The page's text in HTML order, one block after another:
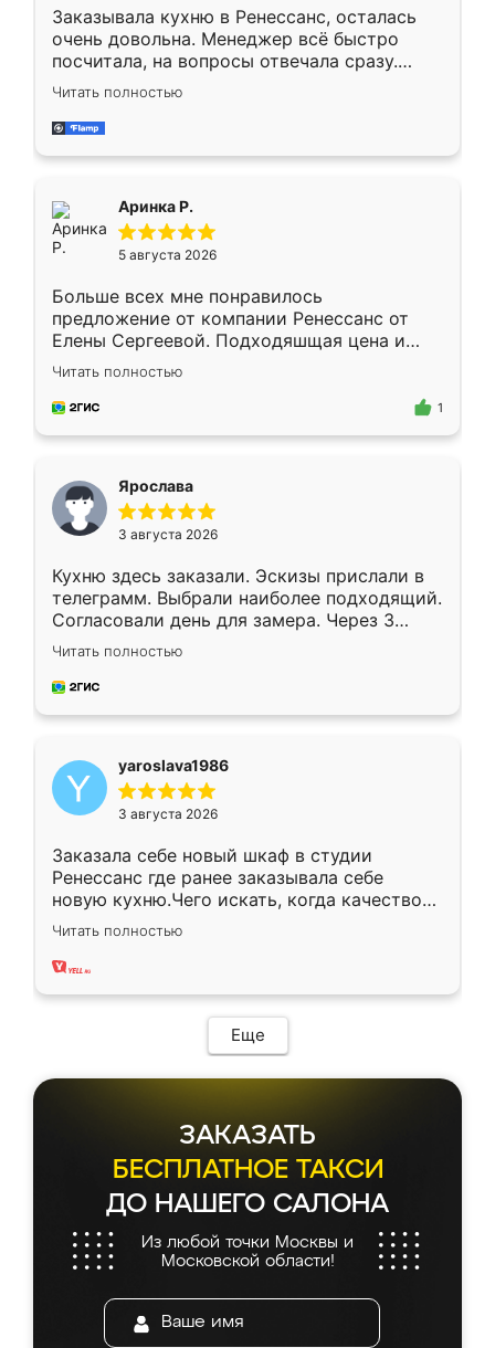
Заказывала кухню в Ренессанс, осталась
очень довольна. Менеджер всё быстро
посчитала, на вопросы отвечала сразу.
Замерщик приехал в субботу, подошёл к
делу со всей ответственностью. Собрали
за день, ребята работали аккуратно, даже
Читать полностью
Аринка Р.
5 августа 2026
Больше всех мне понравилось
предложение от компании Ренессанс от
Елены Сергеевой. Подходяшщая цена и
короткие сроки изготовления. Приехавший
для замера сотрудник Владислав
предложил по моему эскизу самый
Читать полностью
1
Ярослава
3 августа 2026
Кухню здесь заказали. Эскизы прислали в
телеграмм. Выбрали наиболее подходящий.
Согласовали день для замера. Через 3
недели кухня была уже готова. Остались
довольны работой. Спасибо Ренессанс
мебель за качественную работу!
Читать полностью
yaroslava1986
3 августа 2026
Заказала себе новый шкаф в студии
Ренессанс где ранее заказывала себе
новую кухню.Чего искать, когда качеством
вполне довольна. Служит кухня уже почти
два года, нареканий нет.
Читать полностью
Еще
ЗАКАЗАТЬ
БЕСПЛАТНОЕ ТАКСИ
ДО НАШЕГО САЛОНА
Из любой точки Москвы и
Московской области!